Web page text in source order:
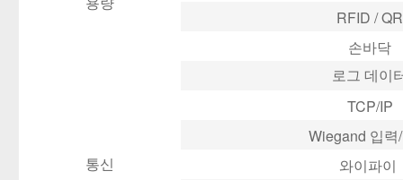
RFID / QR
손바닥
로그 데이
통신
TCP/IP
Wiegand 입력
와이파이